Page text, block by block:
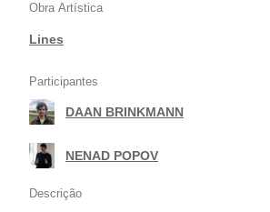
Obra Artística
Lines
Participantes
DAAN BRINKMANN
| NENAD POPOV
Descrição